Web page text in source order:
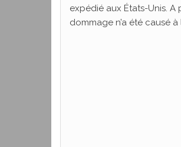
expédié aux États-Unis.
dommage n’a été causé à